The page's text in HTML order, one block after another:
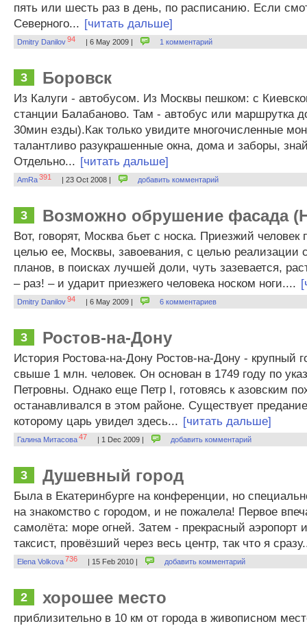
пять или шесть раз в день, по расписанию. Если
Северного... [читать дальше]
Dmitry Danilov94 | 6 May 2009 | 1 комментарий
3 Боровск
Из Калуги - автобусом. Из Москвы пешком: с
станции Балабаново. Там - автобус или маршрутка
30мин езды).Как только увидите многочисленные
талантливо разукрашенные окна, дома и заборы,
Отдельно... [читать дальше]
AmRa391 | 23 Oct 2008 | добавить комментарий
3 Возможно обрушение фасада
Вот, говорят, Москва бьет с носка. Приезжий человек
целью ее, Москвы, завоевания, с целью реализации
планов, в поисках лучшей доли, чуть зазевается,
– раз! – и ударит приезжего человека носком ноги....
Dmitry Danilov94 | 6 May 2009 | 6 комментариев
3 Ростов-на-Дону
История Ростова-на-Дону Ростов-на-Дону - крупный
свыше 1 млн. человек. Он основан в 1749 году по
Петровны. Однако еще Петр I, готовясь к азовским
останавливался в этом районе. Существует
которому царь увидел здесь... [читать дальше]
Галина Митасова47 | 1 Dec 2009 | добавить комментарий
3 Душевный город
Была в Екатеринбурге на конференции, но
на знакомство с городом, и не пожалела! Первое
самолёта: море огней. Затем - прекрасный аэропорт
таксист, провёзший через весь центр, так что я
Elena Volkova736 | 15 Feb 2010 | добавить комментарий
2 хорошее место
приблизительно в 10 км от города в живописном